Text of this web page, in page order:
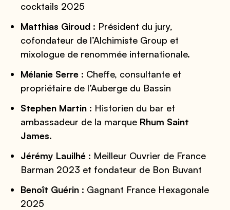
cocktails 2025
Matthias Giroud : Président du jury,
cofondateur de l’Alchimiste Group et
mixologue de renommée internationale.
Mélanie Serre : Cheffe, consultante et
propriétaire de l’Auberge du Bassin
Stephen Martin : Historien du bar et
ambassadeur de la marque Rhum Saint
James.
Jérémy Lauilhé : Meilleur Ouvrier de France
Barman 2023 et fondateur de Bon Buvant
Benoît Guérin : Gagnant France Hexagonale
2025